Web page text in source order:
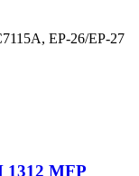
EP-26/EP-27
1312 MFP